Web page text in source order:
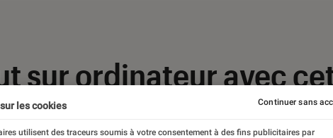
sur ordinateur avec
les cookies
utilisent des traceurs soumis à votre consentement à des fins publicitaires par
Continuer sans